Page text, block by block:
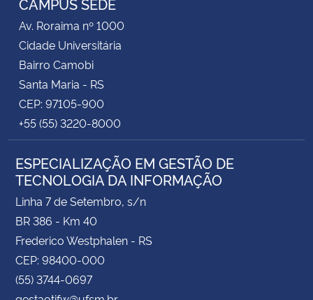
Secretaria-Geral
Advocacia-Geral da União
Banco Central do Brasil
Planalto
Av. Roraima nº 1000
Cidade Universitária
Bairro Camobi
Santa Maria - RS
CEP: 97105-900
+55 (55) 3220-8000
ESPECIALIZAÇÃO EM GESTÃO DE
TECNOLOGIA DA INFORMAÇÃO
Linha 7 de Setembro, s/n
BR 386 - Km 40
Frederico Westphalen - RS
CEP: 98400-000
(55) 3744-0697